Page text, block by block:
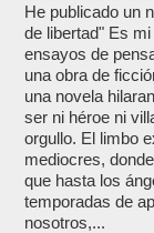
He publicado un
de libertad" Es
ensayos de
una obra de
una novela
ser ni héroe ni
orgullo. El limbo
mediocres,
que hasta los
temporadas de
nosotros,...